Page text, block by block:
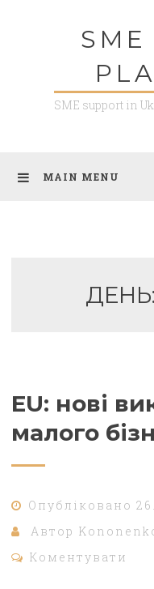
SME support in
MAIN MENU
ДЕНЬ:
EU: нові
малого
Опубліковано
Автор
Коментувати